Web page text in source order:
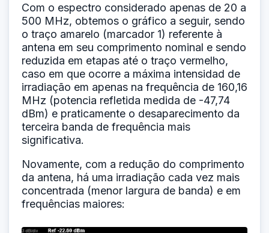
Com o espectro considerado apenas de 20 a
500 MHz, obtemos o gráfico a seguir, sendo
o traço amarelo (marcador 1) referente à
antena em seu comprimento nominal e sendo
reduzida em etapas até o traço vermelho,
caso em que ocorre a máxima intensidad de
irradiação em apenas na frequência de 160,16
MHz (potencia refletida medida de -47,74
dBm) e praticamente o desaparecimento da
terceira banda de frequência mais
significativa.
Novamente, com a redução do comprimento
da antena, há uma irradiação cada vez mais
concentrada (menor largura de banda) e em
frequências maiores: